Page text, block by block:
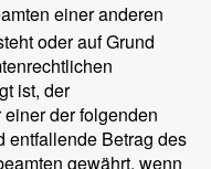
einer anderen
oder auf Grund
ist, der
der folgenden
entfallende Betrag des
gewährt, wenn